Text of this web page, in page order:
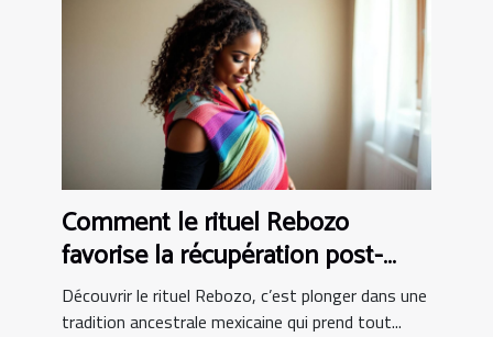
Comment le rituel Rebozo
favorise la récupération post-
partum ?
Découvrir le rituel Rebozo, c’est plonger dans une
tradition ancestrale mexicaine qui prend tout...